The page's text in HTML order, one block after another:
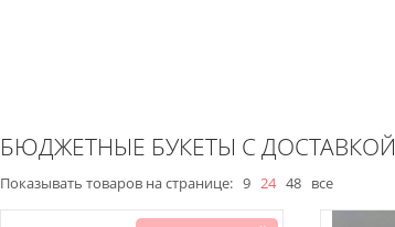
БЮДЖЕТНЫЕ БУКЕТЫ С ДОСТАВКОЙ
Показывать товаров на странице: 9 24 48 все